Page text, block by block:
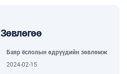
зохион байгуулагдлаа...
Зөвлөгөө
Баяр ёслолын өдрүүдийн зөвлөмж
2024-02-15